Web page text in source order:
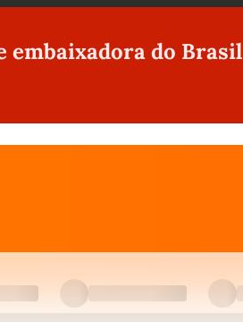
embaixadora do Brasil